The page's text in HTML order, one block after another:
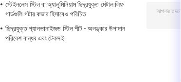
স্টেইনলেস স্টিল বা অ্যালুমিনিয়াম ছিদ্রযুক্ত মেটাল লিফ
গার্ডগুলি গটার কভার হিসাবেও পরিচিত
ছিদ্রযুক্ত গ্যালভানাইজড স্টিল শীট - অলঙ্কার উপাদান
পরিবেশ বান্ধব এবং টেকসই